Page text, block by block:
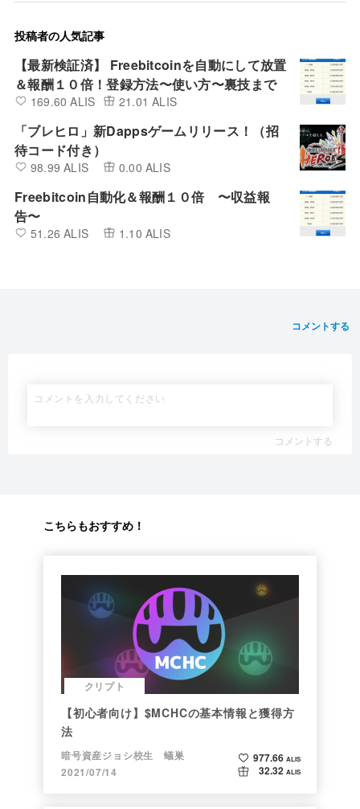
投稿者の人気記事
【最新検証済】 Freebitcoinを自動にして放置
＆報酬１０倍！登録方法〜使い方〜裏技まで
169.60 ALIS 21.01 ALIS
「ブレヒロ」新Dappsゲームリリース！（招
待コード付き）
98.99 ALIS 0.00 ALIS
Freebitcoin自動化＆報酬１０倍 〜収益報
告〜
51.26 ALIS 1.10 ALIS
コメントする
コメントする
こちらもおすすめ！
クリプト
【初心者向け】$MCHCの基本情報と獲得方
法
暗号資産ジョシ校生 蟻巣
2021/07/14
977.66 ALIS
32.32 ALIS